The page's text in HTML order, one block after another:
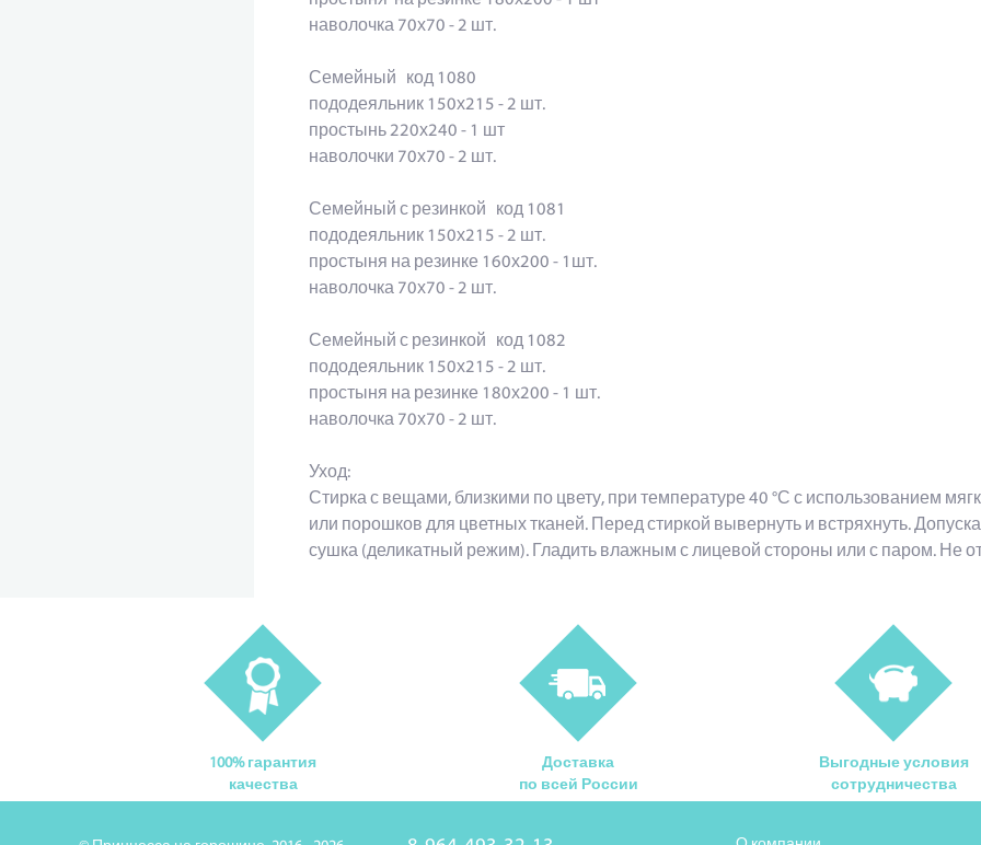
наволочка 70х70 - 2 шт.
Семейный код 1080
пододеяльник 150х215 - 2 шт.
простынь 220х240 - 1 шт
наволочки 70х70 - 2 шт.
Семейный с резинкой код 1081
пододеяльник 150х215 - 2 шт.
простыня на резинке 160х200 - 1шт.
наволочка 70х70 - 2 шт.
Семейный с резинкой код 1082
пододеяльник 150х215 - 2 шт.
простыня на резинке 180х200 - 1 шт.
наволочка 70х70 - 2 шт.
Уход:
Стирка с вещами, близкими по цвету, при температуре 40 °С с использованием
или порошков для цветных тканей. Перед стиркой вывернуть и встряхнуть.
сушка (деликатный режим). Гладить влажным с лицевой стороны или с паром. Не
100% гарантия
качества
Доставка
по всей России
Выгодные условия
сотрудничества